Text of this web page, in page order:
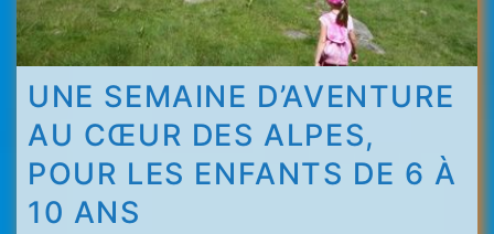
UNE SEMAINE D’AVENTURE
AU CŒUR DES ALPES,
POUR LES ENFANTS DE 6 À
10 ANS